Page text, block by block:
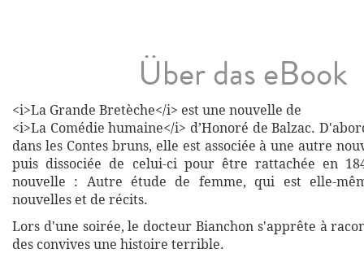
Über das eBook
<i>La Grande Bretèche</i> est une nouvelle de
<i>La Comédie humaine</i> d’Honoré de Balzac.
dans les Contes bruns, elle est associée à une autre
puis dissociée de celui-ci pour être rattachée en
nouvelle : Autre étude de femme, qui est elle-
nouvelles et de récits.
Lors d'une soirée, le docteur Bianchon s'apprête à
des convives une histoire terrible.